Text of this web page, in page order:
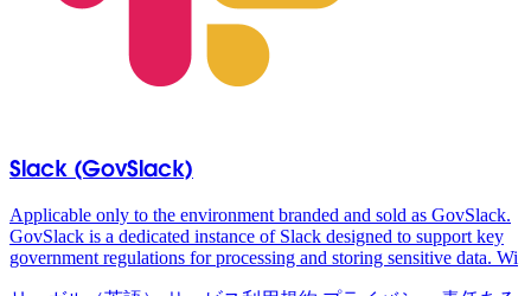
Slack (GovSlack)
Applicable only to the environment branded and sold as GovSlack.
GovSlack is a dedicated instance of Slack designed to support key
government regulations for processing and storing sensitive data. Wi